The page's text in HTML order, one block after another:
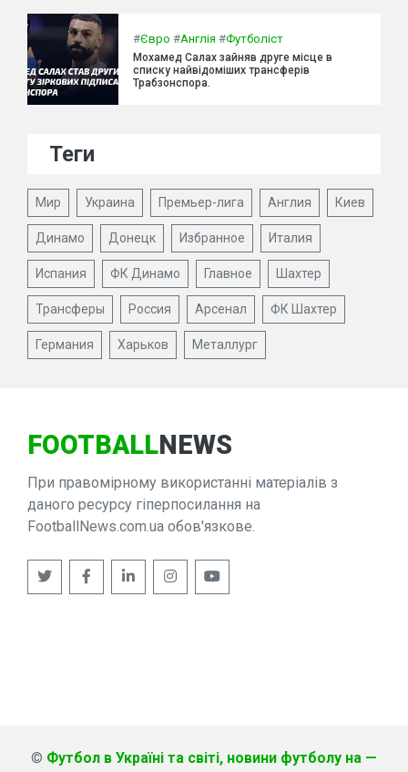
#Євро #Англія #Футболіст
Мохамед Салах зайняв друге місце в
списку найвідоміших трансферів
Трабзонспора.
Теги
Мир Украина Премьер-лига Англия Киев
Динамо Донецк Избранное Италия
Испания ФК Динамо Главное Шахтер
Трансферы Россия Арсенал ФК Шахтер
Германия Харьков Металлург
FOOTBALLNEWS
При правомірному використанні матеріалів з
даного ресурсу гіперпосилання на
FootballNews.com.ua обов'язкове.
© Футбол в Україні та світі, новини футболу на —